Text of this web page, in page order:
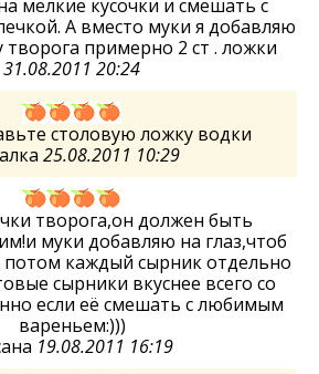
мелкие кусочки и смешать с
А вместо муки я добавляю
творога примерно 2 ст . ложки
31.08.2011 20:24
столовую ложку водки
25.08.2011 10:29
творога,он должен быть
муки добавляю на глаз,чтоб
потом каждый сырник отдельно
сырники вкуснее всего со
если её смешать с любимым
вареньем:)))
19.08.2011 16:19